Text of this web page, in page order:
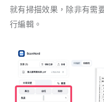
就有掃描效果，除非有需
行編輯。